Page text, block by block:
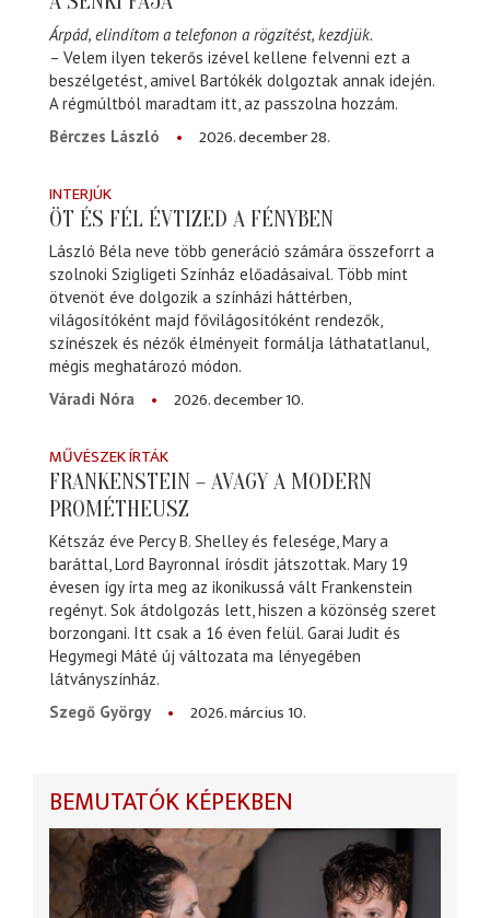
Árpád, elindítom a telefonon a rögzítést, kezdjük.
– Velem ilyen tekerős izével kellene felvenni ezt a
beszélgetést, amivel Bartókék dolgoztak annak idején.
A régmúltból maradtam itt, az passzolna hozzám.
Bérczes László
2026. december 28.
INTERJÚK
ÖT ÉS FÉL ÉVTIZED A FÉNYBEN
László Béla neve több generáció számára összeforrt a
szolnoki Szigligeti Színház előadásaival. Több mint
ötvenöt éve dolgozik a színházi háttérben,
világosítóként majd fővilágosítóként rendezők,
színészek és nézők élményeit formálja láthatatlanul,
mégis meghatározó módon.
Váradi Nóra
2026. december 10.
MŰVÉSZEK ÍRTÁK
FRANKENSTEIN – AVAGY A MODERN
PROMÉTHEUSZ
Kétszáz éve Percy B. Shelley és felesége, Mary a
baráttal, Lord Bayronnal írósdit játszottak. Mary 19
évesen így írta meg az ikonikussá vált Frankenstein
regényt. Sok átdolgozás lett, hiszen a közönség szeret
borzongani. Itt csak a 16 éven felül. Garai Judit és
Hegymegi Máté új változata ma lényegében
látványszínház.
Szegő György
2026. március 10.
BEMUTATÓK KÉPEKBEN